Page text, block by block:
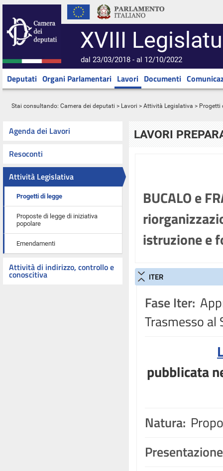
XVIII
dal 23/03/2018 - al 12/10/2022
Deputati Organi Parlamentari Lavori Documenti
Stai consultando: Camera dei deputati > Lavori > Attività Legislativa > Progetti
Agenda dei Lavori
Resoconti
Attività Legislativa
Progetti di legge
Proposte di legge di iniziativa
popolare
Emendamenti
Attività di indirizzo, controllo e
conoscitiva
LAVORI
BUCALO e
istruzione e
ITER
Fase Iter:
Trasmesso al
pubblicata
Natura: